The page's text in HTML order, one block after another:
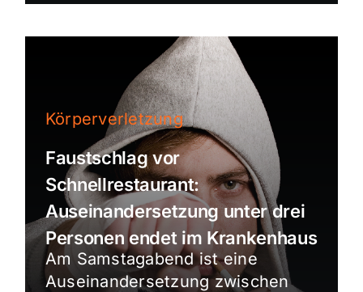
Körperverletzung
Faustschlag vor
Schnellrestaurant:
Auseinandersetzung unter drei
Personen endet im Krankenhaus
Am Samstagabend ist eine
Auseinandersetzung zwischen